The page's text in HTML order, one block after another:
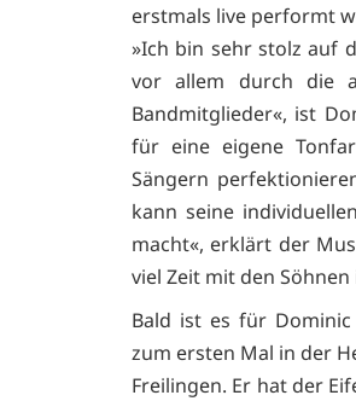
erstmals live performt
»Ich bin sehr stolz auf
vor allem durch die
Bandmitglieder«, ist
für eine eigene
Sängern
kann seine
macht«, erklärt der
viel Zeit mit den
Bald ist es für
zum ersten Mal in der
Freilingen. Er hat der